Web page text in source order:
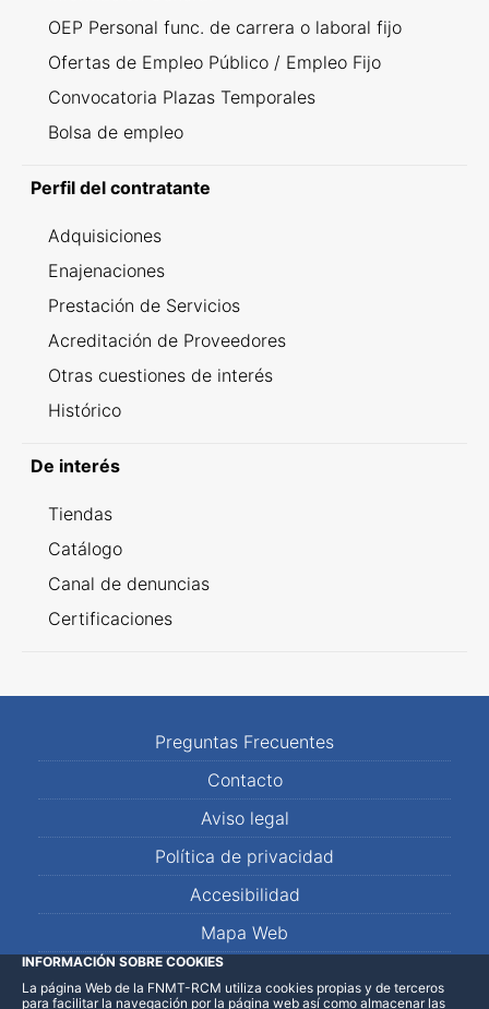
OEP Personal func. de carrera o laboral fijo
Ofertas de Empleo Público / Empleo Fijo
Convocatoria Plazas Temporales
Bolsa de empleo
Perfil del contratante
Adquisiciones
Enajenaciones
Prestación de Servicios
Acreditación de Proveedores
Otras cuestiones de interés
Histórico
De interés
Tiendas
Catálogo
Canal de denuncias
Certificaciones
Preguntas Frecuentes
Contacto
Aviso legal
Política de privacidad
Accesibilidad
Mapa Web
LinkedInFacebookWhatsApp
INFORMACIÓN SOBRE COOKIES
La página Web de la FNMT-RCM utiliza cookies propias y de terceros
para facilitar la navegación por la página web así como almacenar las